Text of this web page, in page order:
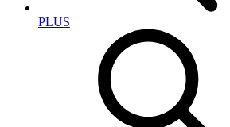
PLUS